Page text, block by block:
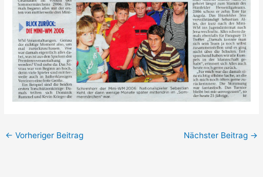
← Vorheriger Beitrag Nächster Beitrag →